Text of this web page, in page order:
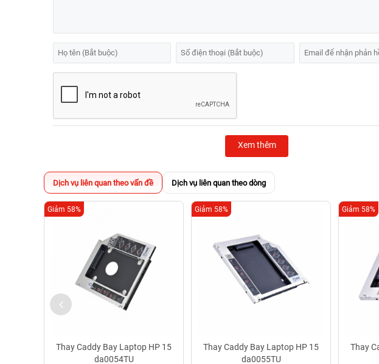
Xem thêm
Dịch vụ liên quan theo vấn đề Dịch vụ liên quan theo dòng
Thay Caddy Bay Laptop HP 15
da0054TU
Giảm 58%
Thay Caddy Bay Laptop HP 15
da0055TU
Giảm 58%
Thay
Giảm 58%